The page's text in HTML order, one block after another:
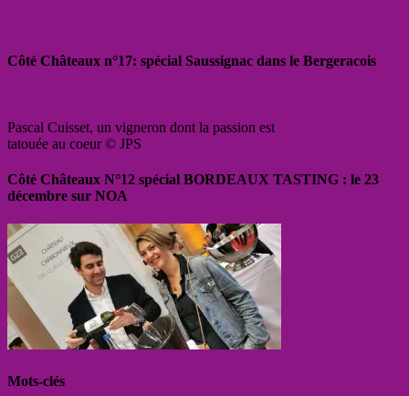
Côté Châteaux n°17: spécial Saussignac dans le Bergeracois
Pascal Cuisset, un vigneron dont la passion est
tatouée au coeur © JPS
Côté Châteaux N°12 spécial BORDEAUX TASTING : le 23
décembre sur NOA
Mots-clés